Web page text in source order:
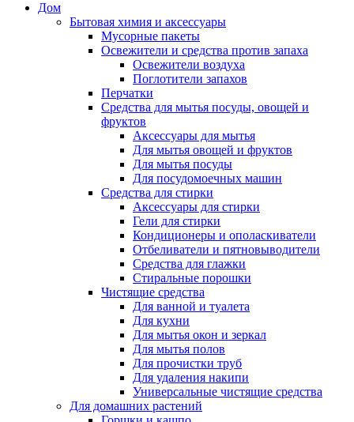
Дом
Бытовая химия и аксессуары
Мусорные пакеты
Освежители и средства против запаха
Освежители воздуха
Поглотители запахов
Перчатки
Средства для мытья посуды, овощей и
фруктов
Аксессуары для мытья
Для мытья овощей и фруктов
Для мытья посуды
Для посудомоечных машин
Средства для стирки
Аксессуары для стирки
Гели для стирки
Кондиционеры и ополаскиватели
Отбеливатели и пятновыводители
Средства для глажки
Стиральные порошки
Чистящие средства
Для ванной и туалета
Для кухни
Для мытья окон и зеркал
Для мытья полов
Для прочистки труб
Для удаления накипи
Универсальные чистящие средства
Для домашних растений